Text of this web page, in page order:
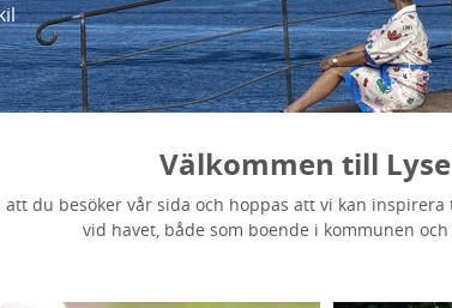
Välkommen till
att du besöker vår sida och hoppas att vi kan
vid havet, både som boende i kommunen och